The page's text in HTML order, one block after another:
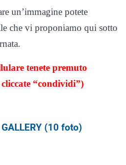
un’immagine potete
che vi proponiamo qui sotto
tenete premuto
cliccate “condividi”)
(10 foto)